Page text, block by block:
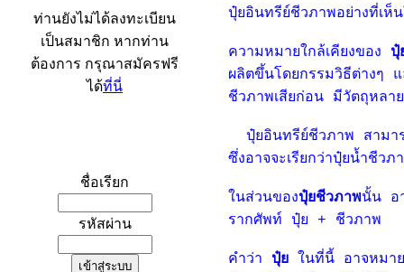
ท่านยังไม่ได้ลงทะเบียน
เป็นสมาชิก หากท่าน
ต้องการ กรุณาสมัครฟรี
ได้ที่นี่
ชื่อเรียก
รหัสผ่าน
ปุ๋ยอินทรีย์ชีวภาพอย่างที่เห็
ความหมายใกล้เคียงของ ปุ๋
ผลิตขึ้นโดยกรรมวิธีต่างๆ
ชีวภาพเสียก่อน มีวัตถุหลา
ปุ๋ยอินทรีย์ชีวภาพ สามาร
ซึ่งอาจจะเรียกว่าปุ๋ยน้ำชีว
ในส่วนของปุ๋ยชีวภาพนั้น อ
รากศัพท์ ปุ๋ย + ชีวภาพ
คำว่า ปุ๋ย ในที่นี้ อาจหมา